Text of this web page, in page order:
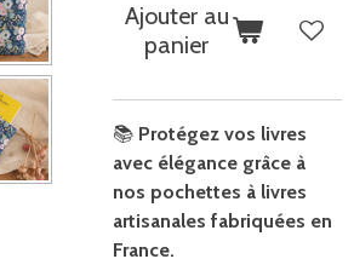
Ajouter au
panier
📚 Protégez vos livres
avec élégance grâce à
nos pochettes à livres
artisanales fabriquées en
France.